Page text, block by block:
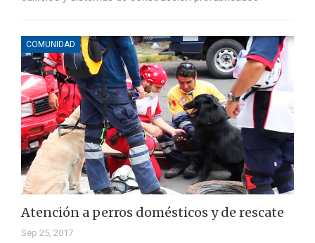
COMUNIDAD
Atención a perros domésticos y de rescate
Sep 25, 2017